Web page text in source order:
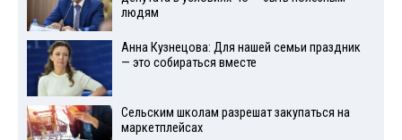
людям
Анна Кузнецова: Для нашей семьи праздник
— это собираться вместе
Сельским школам разрешат закупаться на
маркетплейсах